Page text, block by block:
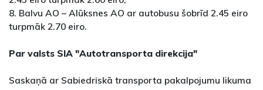
8. Balvu AO – Alūksnes AO ar autobusu šobrīd 2.45 eiro
turpmāk 2.70 eiro.
Par valsts SIA "Autotransporta direkcija"
Saskaņā ar Sabiedriskā transporta pakalpojumu likuma